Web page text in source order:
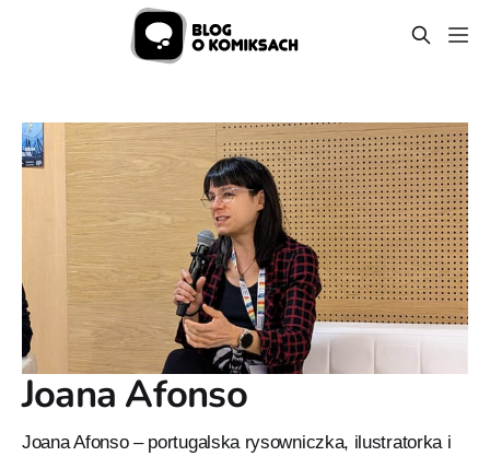
Joana Afonso
Joana Afonso – portugalska rysowniczka, ilustratorka i